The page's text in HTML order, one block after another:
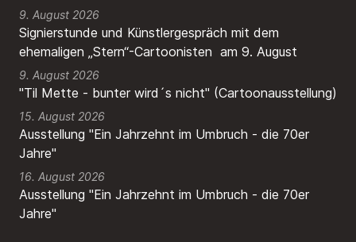
9. August 2026
Signierstunde und Künstlergespräch mit dem
ehemaligen „Stern“-Cartoonisten am 9. August
9. August 2026
"Til Mette - bunter wird´s nicht" (Cartoonausstellung)
15. August 2026
Ausstellung "Ein Jahrzehnt im Umbruch - die 70er
Jahre"
16. August 2026
Ausstellung "Ein Jahrzehnt im Umbruch - die 70er
Jahre"